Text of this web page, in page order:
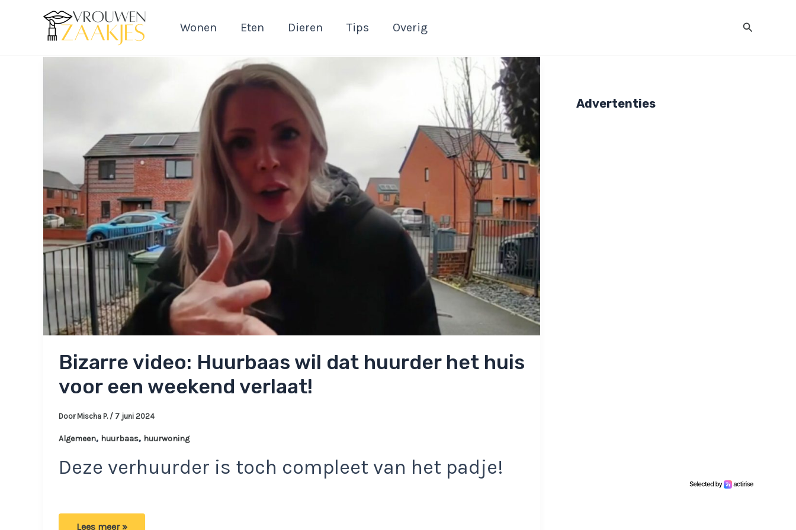
Wonen Eten Dieren Tips Overig Zoeken
Bizarre video: Huurbaas wil dat huurder het huis
voor een weekend verlaat!
Door Mischa P. / 7 juni 2024
Algemeen, huurbaas, huurwoning
Deze verhuurder is toch compleet van het padje!
Bizarre
Lees meer »
Advertenties